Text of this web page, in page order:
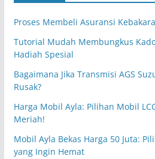
Proses Membeli Asuransi
Tutorial Mudah Membungkus
Hadiah Spesial
Bagaimana Jika Transmisi AGS
Rusak?
Harga Mobil Ayla: Pilihan Mobil
Meriah!
Mobil Ayla Bekas Harga 50 Juta:
yang Ingin Hemat